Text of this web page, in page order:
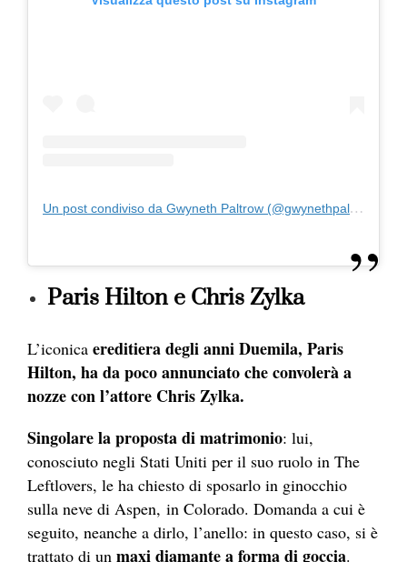
Un post condiviso da Gwyneth Paltrow (@gwynethpaltrow)
Paris Hilton e Chris Zylka
L’iconica ereditiera degli anni Duemila, Paris
Hilton, ha da poco annunciato che convolerà a
nozze con l’attore Chris Zylka.
Singolare la proposta di matrimonio: lui,
conosciuto negli Stati Uniti per il suo ruolo in The
Leftlovers, le ha chiesto di sposarlo in ginocchio
sulla neve di Aspen, in Colorado. Domanda a cui è
seguito, neanche a dirlo, l’anello: in questo caso, si è
trattato di un maxi diamante a forma di goccia.